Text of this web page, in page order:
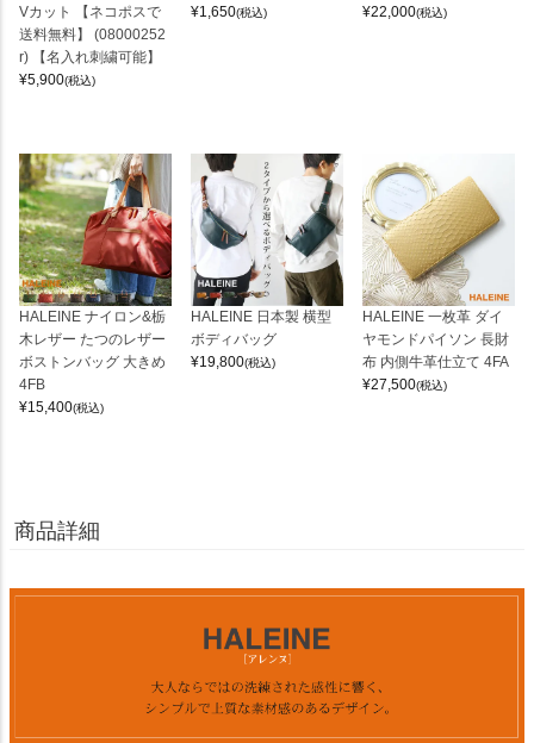
Vカット 【ネコポスで
送料無料】 (08000252
r) 【名入れ刺繍可能】
¥5,900(税込)
¥1,650(税込)
¥22,000(税込)
HALEINE ナイロン&栃
木レザー たつのレザー
ボストンバッグ 大きめ
4FB
¥15,400(税込)
HALEINE 日本製 横型
ボディバッグ
¥19,800(税込)
HALEINE 一枚革 ダイ
ヤモンドパイソン 長財
布 内側牛革仕立て 4FA
¥27,500(税込)
商品詳細